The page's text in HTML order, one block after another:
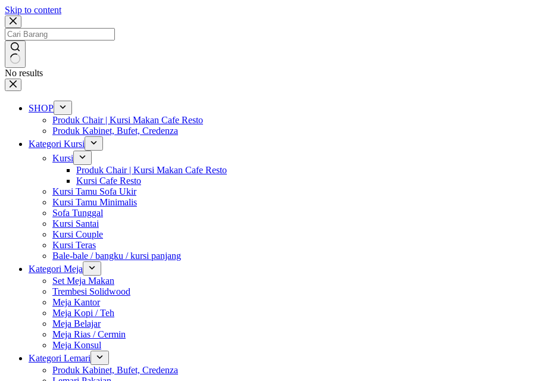
Skip to content
No results
SHOP
Produk Chair | Kursi Makan Cafe Resto
Produk Kabinet, Bufet, Credenza
Kategori Kursi
Kursi
Produk Chair | Kursi Makan Cafe Resto
Kursi Cafe Resto
Kursi Tamu Sofa Ukir
Kursi Tamu Minimalis
Sofa Tunggal
Kursi Santai
Kursi Couple
Kursi Teras
Bale-bale / bangku / kursi panjang
Kategori Meja
Set Meja Makan
Trembesi Solidwood
Meja Kantor
Meja Kopi / Teh
Meja Belajar
Meja Rias / Cermin
Meja Konsul
Kategori Lemari
Produk Kabinet, Bufet, Credenza